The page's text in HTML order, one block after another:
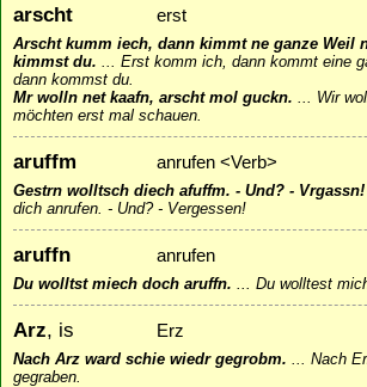
arscht erst
Arscht kumm iech, dann kimmt ne ganze Weil
kimmst du.
Erst komm ich, dann kommt eine
dann kommst du.
Mr wolln net kaafn, arscht mol guckn.
Wir
möchten erst mal schauen.
aruffm anrufen <Verb>
Gestrn wolltsch diech afuffm. - Und? - Vrgassn!
dich anrufen. - Und? - Vergessen!
aruffn anrufen
Du wolltst miech doch aruffn. Du wolltest
Arz, is Erz
Nach Arz ward schie wiedr gegrobm.
Nach
gegraben.